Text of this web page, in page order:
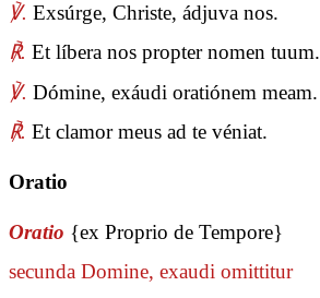
℣. Exsúrge, Christe, ádjuva nos.
℟. Et líbera nos propter nomen tuum.
℣. Dómine, exáudi oratiónem meam.
℟. Et clamor meus ad te véniat.
Oratio
Oratio {ex Proprio de Tempore}
secunda Domine, exaudi omittitur